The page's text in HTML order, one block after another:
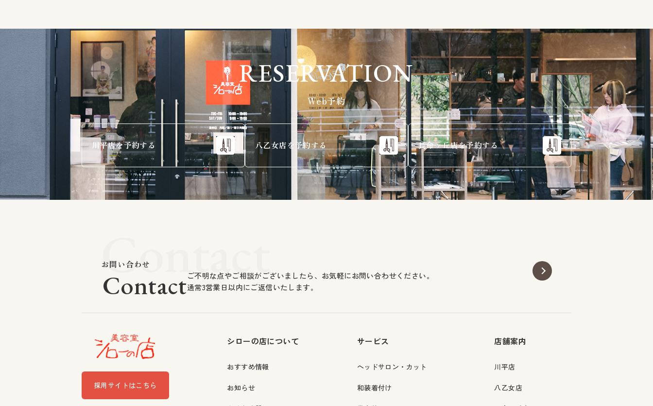
RESERVATION
Web予約
川平店を予約する 八乙女店を予約する 長命ヶ丘店を予約する
Contact
お問い合わせ
Contactご不明な点やご相談がございましたら、お気軽にお問い合わせください。
通常3営業日以内にご返信いたします。
採用サイトはこちら
シローの店について
おすすめ情報
お知らせ
サービス
ヘッドサロン・カット
和装着付け
店舗案内
川平店
八乙女店